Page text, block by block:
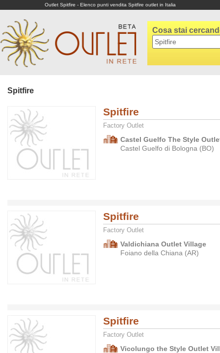
Outlet Spitfire - Elenco punti vendita Spitfire outlet in Italia
Cosa stai
Spitfire
Spitfire
Factory Outlet
Castel Guelfo The Style
Castel Guelfo di Bologna (BO)
Spitfire
Factory Outlet
Valdichiana Outlet Village
Foiano della Chiana (AR)
Spitfire
Factory Outlet
Vicolungo the Style Outlet